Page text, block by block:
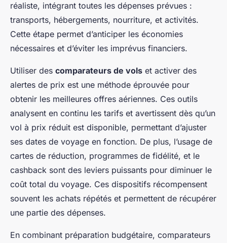
réaliste, intégrant toutes les dépenses prévues :
transports, hébergements, nourriture, et activités.
Cette étape permet d’anticiper les économies
nécessaires et d’éviter les imprévus financiers.
Utiliser des comparateurs de vols et activer des
alertes de prix est une méthode éprouvée pour
obtenir les meilleures offres aériennes. Ces outils
analysent en continu les tarifs et avertissent dès qu’un
vol à prix réduit est disponible, permettant d’ajuster
ses dates de voyage en fonction. De plus, l’usage de
cartes de réduction, programmes de fidélité, et le
cashback sont des leviers puissants pour diminuer le
coût total du voyage. Ces dispositifs récompensent
souvent les achats répétés et permettent de récupérer
une partie des dépenses.
En combinant préparation budgétaire, comparateurs